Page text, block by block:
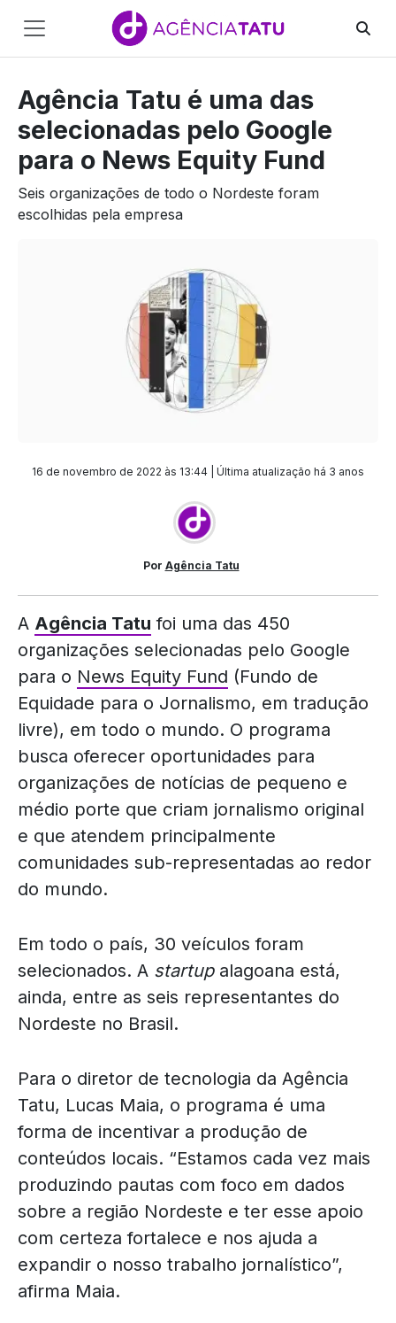
Pular para o conteúdo
Main
Navigation
Agência Tatu é uma das
selecionadas pelo Google
para o News Equity Fund
Seis organizações de todo o Nordeste foram
escolhidas pela empresa
16 de novembro de 2022 às 13:44 | Última atualização há 3 anos
Por Agência Tatu
A Agência Tatu foi uma das 450
organizações selecionadas pelo Google
para o News Equity Fund (Fundo de
Equidade para o Jornalismo, em tradução
livre), em todo o mundo. O programa
busca oferecer oportunidades para
organizações de notícias de pequeno e
médio porte que criam jornalismo original
e que atendem principalmente
comunidades sub-representadas ao redor
do mundo.
Em todo o país, 30 veículos foram
selecionados. A startupalagoana está,
ainda, entre as seis representantes do
Nordeste no Brasil.
Para o diretor de tecnologia da Agência
Tatu, Lucas Maia, o programa é uma
forma de incentivar a produção de
conteúdos locais. “Estamos cada vez mais
produzindo pautas com foco em dados
sobre a região Nordeste e ter esse apoio
com certeza fortalece e nos ajuda a
expandir o nosso trabalho jornalístico”,
afirma Maia.